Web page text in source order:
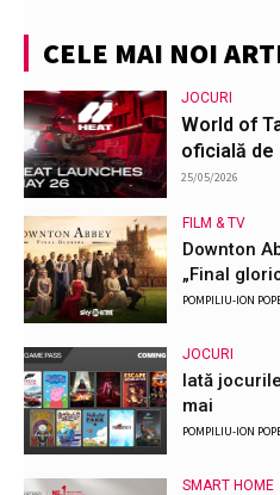
CELE MAI NOI
JOCURI
World of
oficială de
25/05/2026
FILM & TV
Downton
„Final
POMPILIU-ION
JOCURI
Iată
mai
POMPILIU-ION
SMART HOME